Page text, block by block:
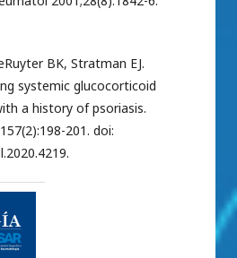
BK, Stratman EJ.
systemic glucocorticoid
a history of psoriasis.
201. doi: